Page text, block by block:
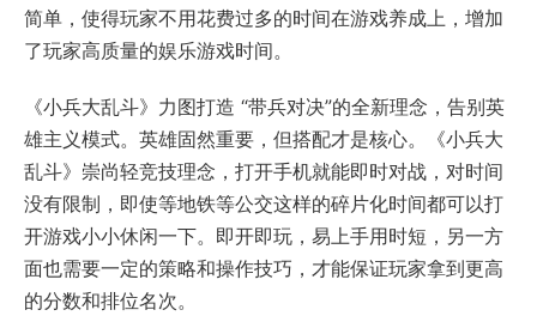
简单，使得玩家不用花费过多的时间在游戏养成上，增加
了玩家高质量的娱乐游戏时间。
《小兵大乱斗》力图打造 “带兵对决”的全新理念，告别英
雄主义模式。英雄固然重要，但搭配才是核心。《小兵大
乱斗》崇尚轻竞技理念，打开手机就能即时对战，对时间
没有限制，即使等地铁等公交这样的碎片化时间都可以打
开游戏小小休闲一下。即开即玩，易上手用时短，另一方
面也需要一定的策略和操作技巧，才能保证玩家拿到更高
的分数和排位名次。